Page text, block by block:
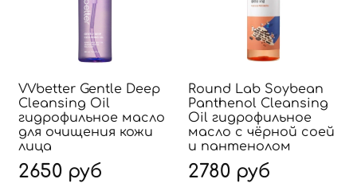
VVbetter Gentle Deep
Cleansing Oil
гидрофильное масло
для очищения кожи
лица
2650 руб
Round Lab Soybean
Panthenol Cleansing
Oil гидрофильное
масло с чёрной соей
и пантенолом
2780 руб